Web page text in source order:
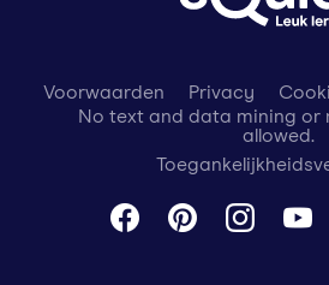
Voorwaarden Privacy
No text and data mining or
allowed.